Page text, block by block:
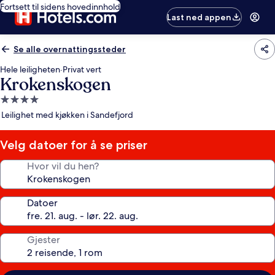
Fortsett til sidens hovedinnhold
Last ned appen
Se alle overnattingssteder
Hele leiligheten·Privat vert
Krokenskogen
Overnattingssted
med
stjerner
Leilighet med kjøkken i Sandefjord
Velg datoer for å se priser
Hvor vil du hen?
Datoer
Gjester